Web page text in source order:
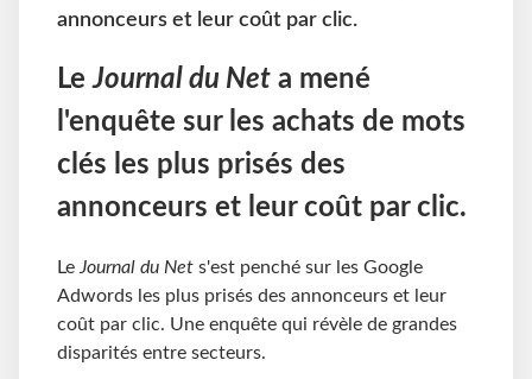
annonceurs et leur coût par clic.
LeJournal du Net a mené
l'enquête sur les achats de mots
clés les plus prisés des
annonceurs et leur coût par clic.
LeJournal du Net s'est penché sur les Google
Adwords les plus prisés des annonceurs et leur
coût par clic. Une enquête qui révèle de grandes
disparités entre secteurs.